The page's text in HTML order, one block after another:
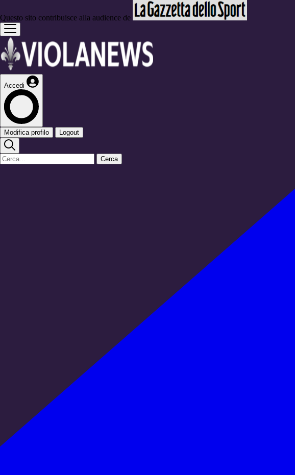
Questo sito contribuisce alla audience de
Accedi
Modifica profilo Logout
Cerca